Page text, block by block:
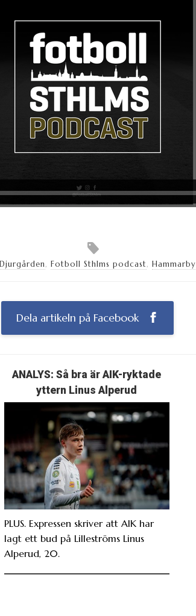
Djurgården, Fotboll Sthlms podcast, Hammarby
Dela artikeln på Facebook
ANALYS: Så bra är AIK-ryktade
yttern Linus Alperud
PLUS. Expressen skriver att AIK har
lagt ett bud på Lilleströms Linus
Alperud, 20.